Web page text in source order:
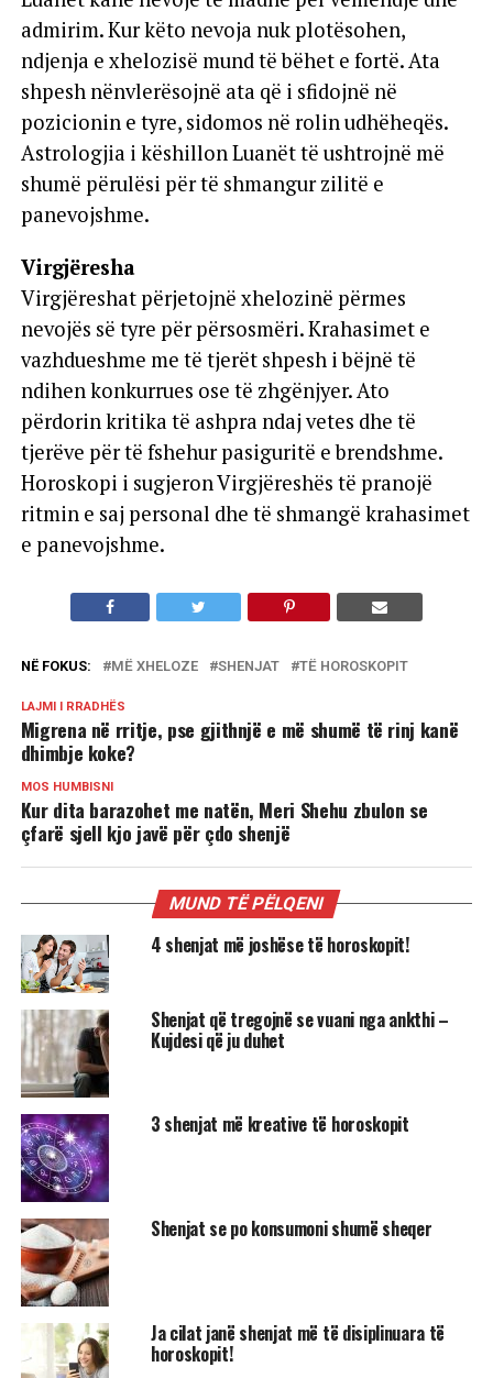
admirim. Kur këto nevoja nuk plotësohen,
ndjenja e xhelozisë mund të bëhet e fortë. Ata
shpesh nënvlerësojnë ata që i sfidojnë në
pozicionin e tyre, sidomos në rolin udhëheqës.
Astrologjia i këshillon Luanët të ushtrojnë më
shumë përulësi për të shmangur zilitë e
panevojshme.
Virgjëresha
Virgjëreshat përjetojnë xhelozinë përmes
nevojës së tyre për përsosmëri. Krahasimet e
vazhdueshme me të tjerët shpesh i bëjnë të
ndihen konkurrues ose të zhgënjyer. Ato
përdorin kritika të ashpra ndaj vetes dhe të
tjerëve për të fshehur pasiguritë e brendshme.
Horoskopi i sugjeron Virgjëreshës të pranojë
ritmin e saj personal dhe të shmangë krahasimet
e panevojshme.
NË FOKUS: MË XHELOZE SHENJAT TË HOROSKOPIT
LAJMI I RRADHËS
Migrena në rritje, pse gjithnjë e më shumë të rinj kanë
dhimbje koke?
MOS HUMBISNI
Kur dita barazohet me natën, Meri Shehu zbulon se
çfarë sjell kjo javë për çdo shenjë
MUND TË PËLQENI
4 shenjat më joshëse të horoskopit!
Shenjat që tregojnë se vuani nga ankthi –
Kujdesi që ju duhet
3 shenjat më kreative të horoskopit
Shenjat se po konsumoni shumë sheqer
Ja cilat janë shenjat më të disiplinuara të
horoskopit!